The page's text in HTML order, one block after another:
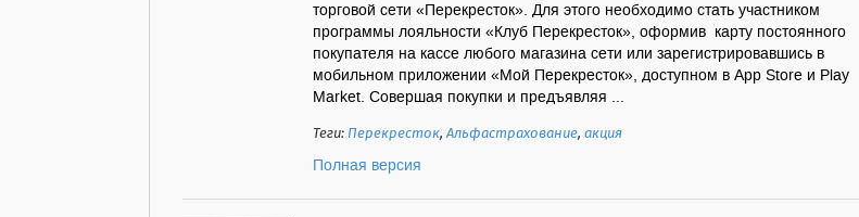
торговой сети «Перекресток». Для этого необходимо стать участником
программы лояльности «Клуб Перекресток», оформив карту постоянного
покупателя на кассе любого магазина сети или зарегистрировавшись в
мобильном приложении «Мой Перекресток», доступном в App Store и Play
Market. Совершая покупки и предъявляя ...
Теги:Перекресток,Альфастрахование,акция
Полная версия